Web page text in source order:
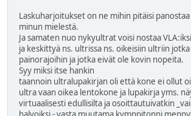
Laskuharjoitukset on ne mihin pitäisi
minun mielestä.
Ja samaten nuo nykyultrat voisi nostaa VLA:iksi
ja keskittyä ns. ultrissa ns. oikeisiin ultriin
painorajoihin ja jotka eivät ole kovin nopeita.
Syy miksi itse hankin
taannoin ultralupakirjan oli että kone ei ollut
ultra vaan oikea lentokone ja lupakirja yms.
virtuaalisesti edullisilta ja osoittautuivatkin